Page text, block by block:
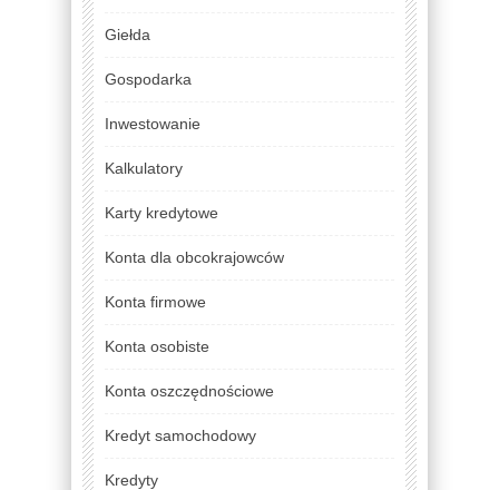
Giełda
Gospodarka
Inwestowanie
Kalkulatory
Karty kredytowe
Konta dla obcokrajowców
Konta firmowe
Konta osobiste
Konta oszczędnościowe
Kredyt samochodowy
Kredyty